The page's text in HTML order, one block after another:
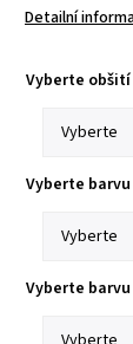
Detailní
Vyberte obšití
Vyberte
Vyberte